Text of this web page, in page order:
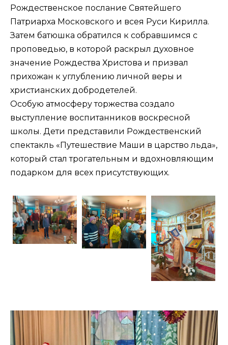
Рождественское послание Святейшего
Патриарха Московского и всея Руси Кирилла.
Затем батюшка обратился к собравшимся с
проповедью, в которой раскрыл духовное
значение Рождества Христова и призвал
прихожан к углублению личной веры и
христианских добродетелей.
Особую атмосферу торжества создало
выступление воспитанников воскресной
школы. Дети представили Рождественский
спектакль «Путешествие Маши в царство льда»,
который стал трогательным и вдохновляющим
подарком для всех присутствующих.